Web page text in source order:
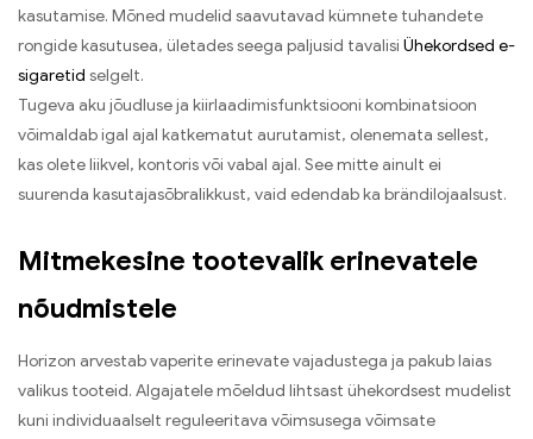
kasutamise. Mõned mudelid saavutavad kümnete tuhandete
rongide kasutusea, ületades seega paljusid tavalisi Ühekordsed e-
sigaretid selgelt.
Tugeva aku jõudluse ja kiirlaadimisfunktsiooni kombinatsioon
võimaldab igal ajal katkematut aurutamist, olenemata sellest,
kas olete liikvel, kontoris või vabal ajal. See mitte ainult ei
suurenda kasutajasõbralikkust, vaid edendab ka brändilojaalsust.
Mitmekesine tootevalik erinevatele
nõudmistele
Horizon arvestab vaperite erinevate vajadustega ja pakub laias
valikus tooteid. Algajatele mõeldud lihtsast ühekordsest mudelist
kuni individuaalselt reguleeritava võimsusega võimsate